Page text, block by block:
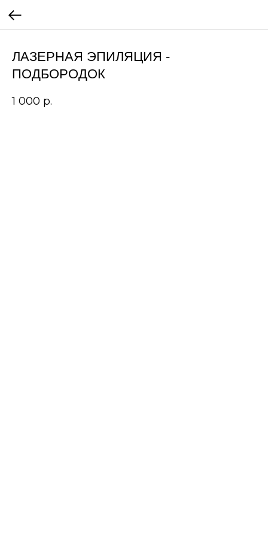
ЛАЗЕРНАЯ ЭПИЛЯЦИЯ -
ПОДБОРОДОК
1 000 р.